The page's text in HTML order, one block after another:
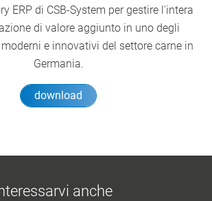
ERP di CSB-System per gestire l'intera
di valore aggiunto in uno degli
e innovativi del settore carne in
Germania.
download
anche